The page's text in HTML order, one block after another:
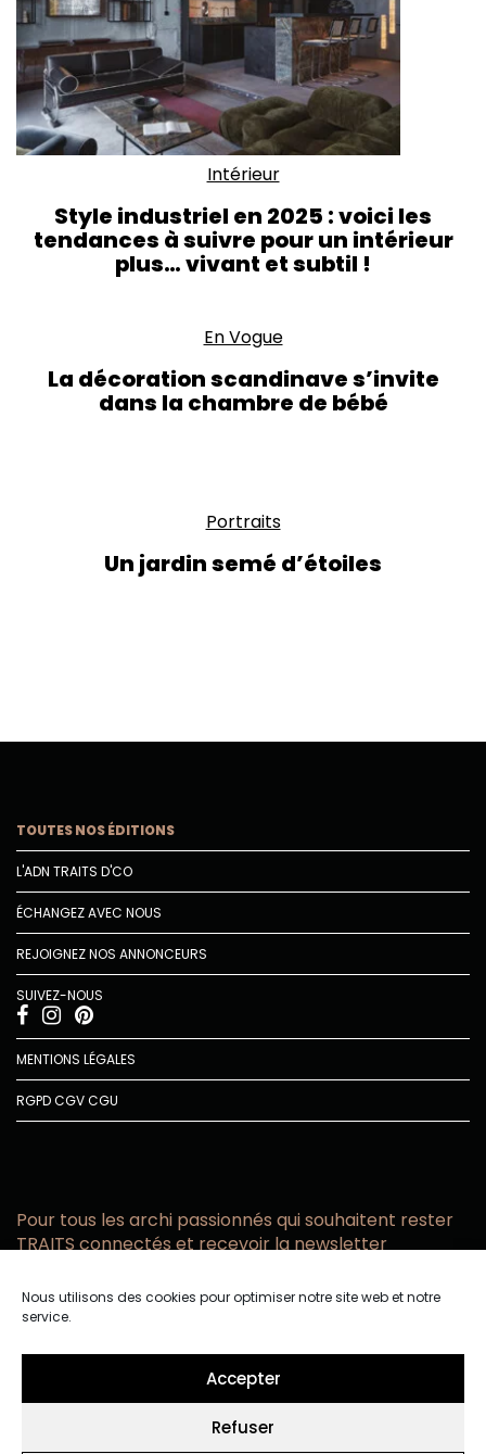
Nous utilisons des cookies pour optimiser notre site web et notre
service.
Accepter
Refuser
Intérieur
Style industriel en 2025 : voici les
tendances à suivre pour un intérieur
plus… vivant et subtil !
En Vogue
La décoration scandinave s’invite
dans la chambre de bébé
Portraits
Un jardin semé d’étoiles
TOUTES NOS ÉDITIONS
L'ADN TRAITS D'CO
ÉCHANGEZ AVEC NOUS
REJOIGNEZ NOS ANNONCEURS
SUIVEZ-NOUS
MENTIONS LÉGALES
RGPDCGVCGU
Pour tous les archi passionnés qui souhaitent rester
TRAITS connectés et recevoir la newsletter
email
confidentialité.